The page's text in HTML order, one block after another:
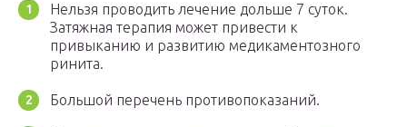
Нельзя проводить лечение дольше 7 суток.
Затяжная терапия может привести к
привыканию и развитию медикаментозного
ринита.
Большой перечень противопоказаний.